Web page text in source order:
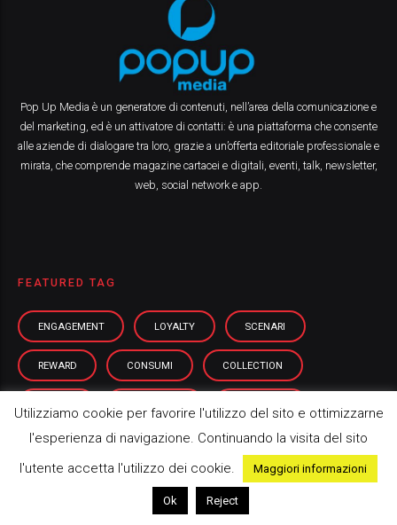
Pop Up Media è un generatore di contenuti, nell’area della comunicazione e
del marketing, ed è un attivatore di contatti: è una piattaforma che consente
alle aziende di dialogare tra loro, grazie a un’offerta editoriale professionale e
mirata, che comprende magazine cartacei e digitali, eventi, talk, newsletter,
web, social network e app.
FEATURED TAG
ENGAGEMENT LOYALTY SCENARI
REWARD CONSUMI COLLECTION
Utilizziamo cookie per favorire l'utilizzo del sito e ottimizzarne
l'esperienza di navigazione. Continuando la visita del sito
l'utente accetta l'utilizzo dei cookie.
Maggiori informazioni
Ok Reject